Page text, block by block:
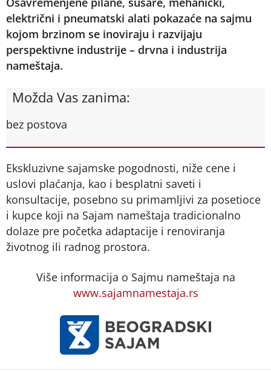
električni i pneumatski alati pokazaće na sajmu
kojom brzinom se inoviraju i razvijaju
perspektivne industrije – drvna i industrija
nameštaja.
Možda Vas zanima:
bez postova
Ekskluzivne sajamske pogodnosti, niže cene i
uslovi plaćanja, kao i besplatni saveti i
konsultacije, posebno su primamljivi za posetioce
i kupce koji na Sajam nameštaja tradicionalno
dolaze pre početka adaptacije i renoviranja
životnog ili radnog prostora.
Više informacija o Sajmu nameštaja na
www.sajamnamestaja.rs